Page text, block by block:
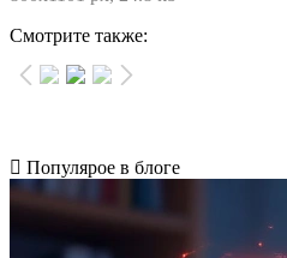
Смотрите также:
Популярое в блоге